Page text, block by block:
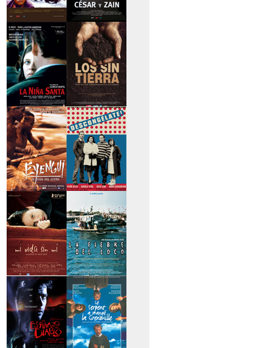
>Caravan >César y Zain
>La niña santa >Los sin tierra
>Eyengui, El Dios
del sueño
>Mi vida sin mi >La fiebre del loco